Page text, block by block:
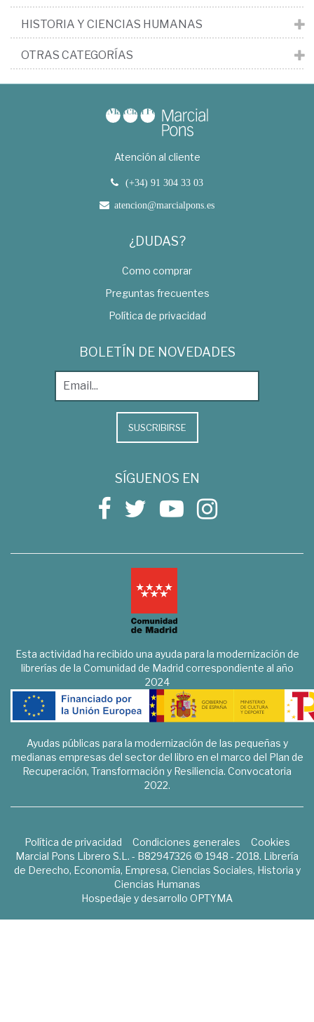
HISTORIA Y CIENCIAS HUMANAS
OTRAS CATEGORÍAS
Atención al cliente
(+34) 91 304 33 03
atencion@marcialpons.es
¿DUDAS?
Como comprar
Preguntas frecuentes
Política de privacidad
BOLETÍN DE NOVEDADES
SUSCRIBIRSE
SÍGUENOS EN
Esta actividad ha recibido una ayuda para la modernización de
librerías de la Comunidad de Madrid correspondiente al año
2024
Ayudas públicas para la modernización de las pequeñas y
medianas empresas del sector del libro en el marco del Plan de
Recuperación, Transformación y Resiliencia. Convocatoria
2022.
Política de privacidad Condiciones generales
Cookies
Marcial Pons Librero S.L. - B82947326 © 1948 - 2018. Librería
de Derecho, Economía, Empresa, Ciencias Sociales, Historia y
Ciencias Humanas
Hospedaje y desarrollo OPTYMA